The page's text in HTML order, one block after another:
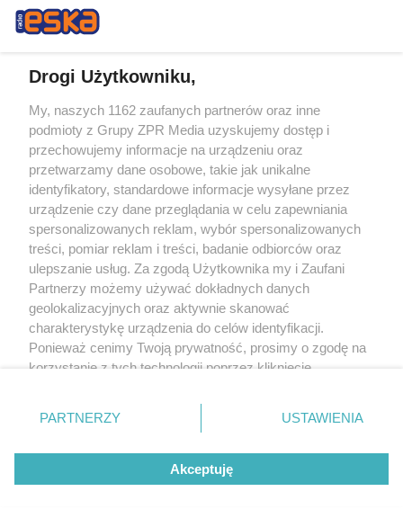
Drogi Użytkowniku,
My, naszych 1162 zaufanych partnerów oraz inne
podmioty z Grupy ZPR Media uzyskujemy dostęp i
przechowujemy informacje na urządzeniu oraz
przetwarzamy dane osobowe, takie jak unikalne
identyfikatory, standardowe informacje wysyłane przez
urządzenie czy dane przeglądania w celu zapewniania
spersonalizowanych reklam, wybór spersonalizowanych
treści, pomiar reklam i treści, badanie odbiorców oraz
ulepszanie usług. Za zgodą Użytkownika my i Zaufani
Partnerzy możemy używać dokładnych danych
geolokalizacyjnych oraz aktywnie skanować
charakterystykę urządzenia do celów identyfikacji.
Ponieważ cenimy Twoją prywatność, prosimy o zgodę na
korzystanie z tych technologii poprzez kliknięcie
zmienić/wycofać klikając przycisk ustawień prywatności
znajdujący się w lewym dolnym rogu strony
rodzaje przetwarzania danych nie wymagają zgody
użytkownika, ale masz prawo sprzeciwić się takiemu
przetwarzaniu. Preferencje będą miały zastosowanie tylko
PARTNERZY USTAWIENIA
Akceptuję